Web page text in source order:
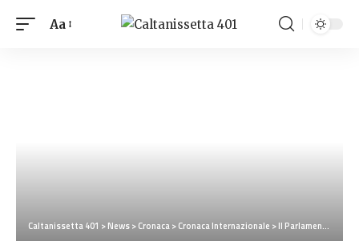
Aa
Caltanissetta 401 >News>Cronaca>Cronaca Internazionale >Il Parlamento UE dice ‘sì’ all’aborto sicuro e accessibile